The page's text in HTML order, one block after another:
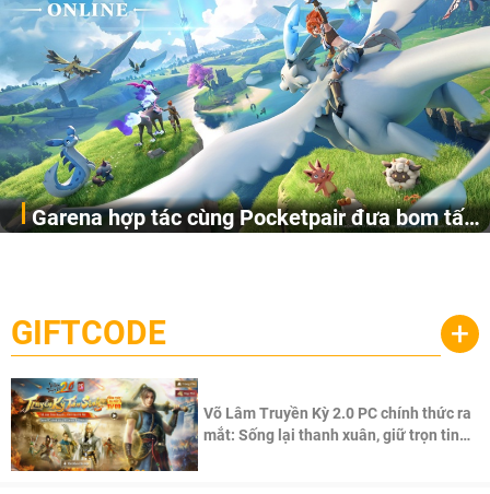
Garena hợp tác cùng Pocketpair đưa bom tấn
cầu, theo giấy phép chính thức từ công ty game Nhật Bản
Pocketpair, Inc.
GIFTCODE +
Võ Lâm Truyền Kỳ 2.0 PC chính thức ra
mắt: Sống lại thanh xuân, giữ trọn tinh